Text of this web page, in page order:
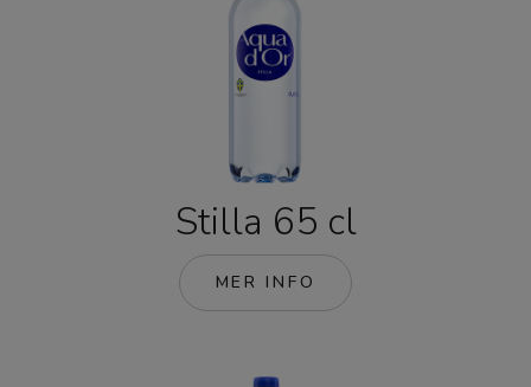
Stilla 65 cl
MER INFO